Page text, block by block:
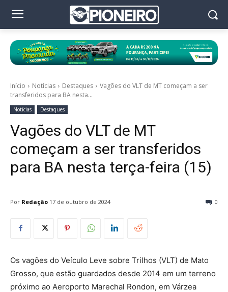
Início Notícias Destaques
Vagões do VLT de MT começam a ser
transferidos para BA nesta...
Notícias Destaques
Vagões do VLT de MT
começam a ser transferidos
para BA nesta terça-feira (15)
Por Redação 0
17 de outubro de 2024
Os vagões do Veículo Leve sobre Trilhos (VLT) de Mato
Grosso, que estão guardados desde 2014 em um terreno
próximo ao Aeroporto Marechal Rondon, em Várzea